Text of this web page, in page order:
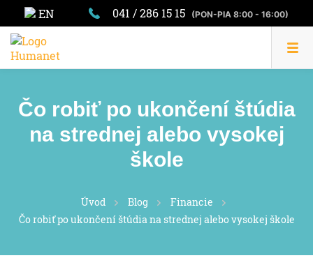
EN 041 / 286 15 15 (PON-PIA 8:00 - 16:00)
Čo robiť po ukončení štúdia
na strednej alebo vysokej
škole
Úvod Blog
Financie
Čo robiť po ukončení štúdia na strednej alebo vysokej škole